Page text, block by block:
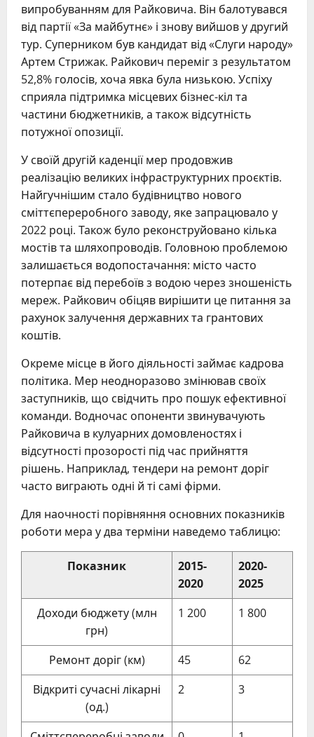
випробуванням для Райковича. Він балотувався
від партії «За майбутнє» і знову вийшов у другий
тур. Суперником був кандидат від «Слуги народу»
Артем Стрижак. Райкович переміг з результатом
52,8% голосів, хоча явка була низькою. Успіху
сприяла підтримка місцевих бізнес-кіл та
частини бюджетників, а також відсутність
потужної опозиції.
У своїй другій каденції мер продовжив
реалізацію великих інфраструктурних проєктів.
Найгучнішим стало будівництво нового
сміттєпереробного заводу, яке запрацювало у
2022 році. Також було реконструйовано кілька
мостів та шляхопроводів. Головною проблемою
залишається водопостачання: місто часто
потерпає від перебоїв з водою через зношеність
мереж. Райкович обіцяв вирішити це питання за
рахунок залучення державних та грантових
коштів.
Окреме місце в його діяльності займає кадрова
політика. Мер неодноразово змінював своїх
заступників, що свідчить про пошук ефективної
команди. Водночас опоненти звинувачують
Райковича в кулуарних домовленостях і
відсутності прозорості під час прийняття
рішень. Наприклад, тендери на ремонт доріг
часто виграють одні й ті самі фірми.
Для наочності порівняння основних показників
роботи мера у два терміни наведемо таблицю:
Показник
2015-
2020
2020-
2025
Доходи бюджету (млн
грн)
1 200 1 800
Ремонт доріг (км) 45
62
Відкриті сучасні лікарні
(од.)
2 3